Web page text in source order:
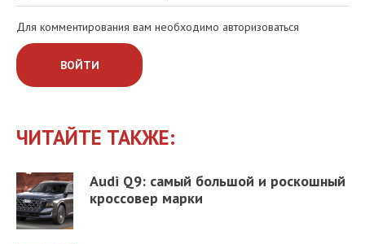
Для комментирования вам необходимо авторизоваться
ВОЙТИ
ЧИТАЙТЕ ТАКЖЕ:
Audi Q9: самый большой и роскошный
кроссовер марки